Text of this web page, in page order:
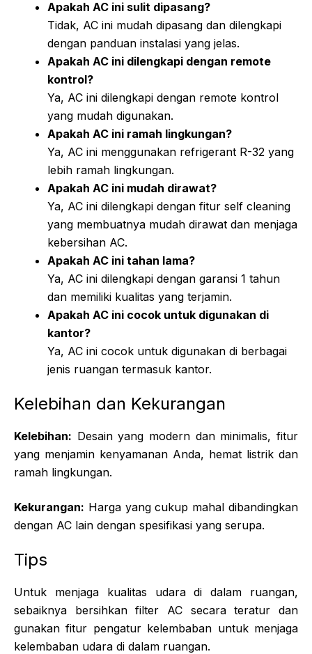
Apakah AC ini sulit dipasang?
Tidak, AC ini mudah dipasang dan dilengkapi
dengan panduan instalasi yang jelas.
Apakah AC ini dilengkapi dengan remote
kontrol?
Ya, AC ini dilengkapi dengan remote kontrol
yang mudah digunakan.
Apakah AC ini ramah lingkungan?
Ya, AC ini menggunakan refrigerant R-32 yang
lebih ramah lingkungan.
Apakah AC ini mudah dirawat?
Ya, AC ini dilengkapi dengan fitur self cleaning
yang membuatnya mudah dirawat dan menjaga
kebersihan AC.
Apakah AC ini tahan lama?
Ya, AC ini dilengkapi dengan garansi 1 tahun
dan memiliki kualitas yang terjamin.
Apakah AC ini cocok untuk digunakan di
kantor?
Ya, AC ini cocok untuk digunakan di berbagai
jenis ruangan termasuk kantor.
Kelebihan dan Kekurangan
Kelebihan: Desain yang modern dan minimalis, fitur
yang menjamin kenyamanan Anda, hemat listrik dan
ramah lingkungan.
Kekurangan: Harga yang cukup mahal dibandingkan
dengan AC lain dengan spesifikasi yang serupa.
Tips
Untuk menjaga kualitas udara di dalam ruangan,
sebaiknya bersihkan filter AC secara teratur dan
gunakan fitur pengatur kelembaban untuk menjaga
kelembaban udara di dalam ruangan.